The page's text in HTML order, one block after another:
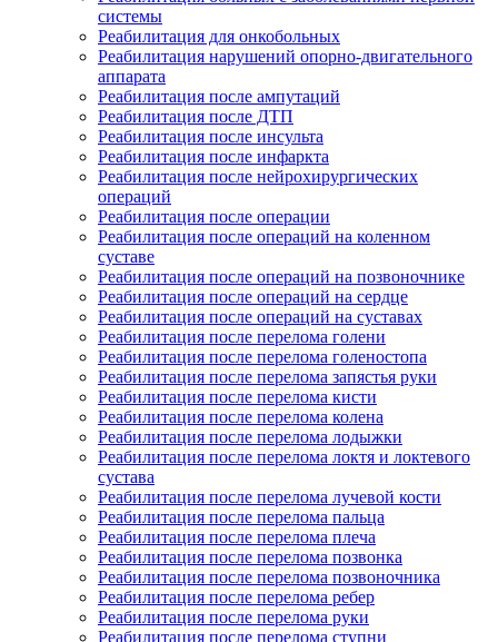
системы
Реабилитация для онкобольных
Реабилитация нарушений опорно-двигательного
аппарата
Реабилитация после ампутаций
Реабилитация после ДТП
Реабилитация после инсульта
Реабилитация после инфаркта
Реабилитация после нейрохирургических
операций
Реабилитация после операции
Реабилитация после операций на коленном
суставе
Реабилитация после операций на позвоночнике
Реабилитация после операций на сердце
Реабилитация после операций на суставах
Реабилитация после перелома голени
Реабилитация после перелома голеностопа
Реабилитация после перелома запястья руки
Реабилитация после перелома кисти
Реабилитация после перелома колена
Реабилитация после перелома лодыжки
Реабилитация после перелома локтя и локтевого
сустава
Реабилитация после перелома лучевой кости
Реабилитация после перелома пальца
Реабилитация после перелома плеча
Реабилитация после перелома позвонка
Реабилитация после перелома позвоночника
Реабилитация после перелома ребер
Реабилитация после перелома руки
Реабилитация после перелома ступни